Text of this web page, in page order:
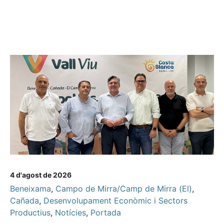
4 d'agost de 2026
Beneixama, Campo de Mirra/Camp de Mirra (El),
Cañada, Desenvolupament Econòmic i Sectors
Productius, Notícies, Portada